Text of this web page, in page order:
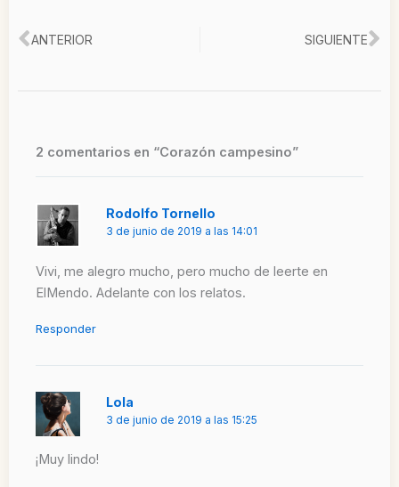
Ant
ANTERIOR SIGUIENTE
2 comentarios en “Corazón campesino”
Rodolfo Tornello
3 de junio de 2019 a las 14:01
Vivi, me alegro mucho, pero mucho de leerte en
ElMendo. Adelante con los relatos.
Responder
Lola
3 de junio de 2019 a las 15:25
¡Muy lindo!